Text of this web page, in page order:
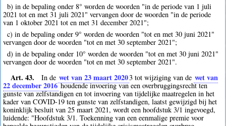
b) in de bepaling onder 8° worden de woorden "in de periode van 1 juli
2021 tot en met 31 juli 2021" vervangen door de woorden "in de periode
van 1 oktober 2021 tot en met 31 december 2021";
c) in de bepaling onder 9° worden de woorden "tot en met 30 juni 2021"
vervangen door de woorden "tot en met 30 september 2021";
d) in de bepaling onder 10° worden de woorden "tot en met 30 juni 2021"
vervangen door de woorden "tot en met 30 september 2021".
Art. 43. In de wet van 23 maart 20203 tot wijziging van de wet van
22 december 2016houdende invoering van een overbruggingsrecht ten
gunste van zelfstandigen en tot invoering van tijdelijke maatregelen in het
kader van COVID-19 ten gunste van zelfstandigen, laatst gewijzigd bij het
koninklijk besluit van 25 maart 2021, wordt een hoofdstuk 3/1 ingevoegd,
luidende: "Hoofdstuk 3/1. Toekenning van een eenmalige premie voor